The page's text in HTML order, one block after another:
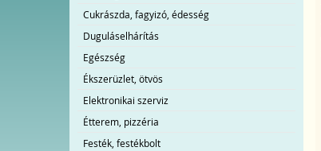
Cukrászda, fagyizó, édesség
Duguláselhárítás
Egészség
Ékszerüzlet, ötvös
Elektronikai szerviz
Étterem, pizzéria
Festék, festékbolt